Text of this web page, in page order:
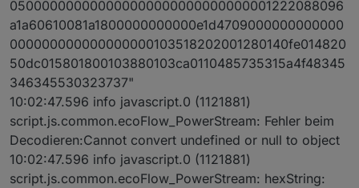
050000000000000000000000000000001222088096
a1a60610081a1800000000000e1d4709000000000000
000000000000000000103518202001280140fe014820
50dc015801800103880103ca0110485735315a4f48345
346345530323737"
10:02:47.596 info javascript.0 (1121881)
script.js.common.ecoFlow_PowerStream: Fehler beim
Decodieren:Cannot convert undefined or null to object
10:02:47.596 info javascript.0 (1121881)
script.js.common.ecoFlow_PowerStream: hexString: